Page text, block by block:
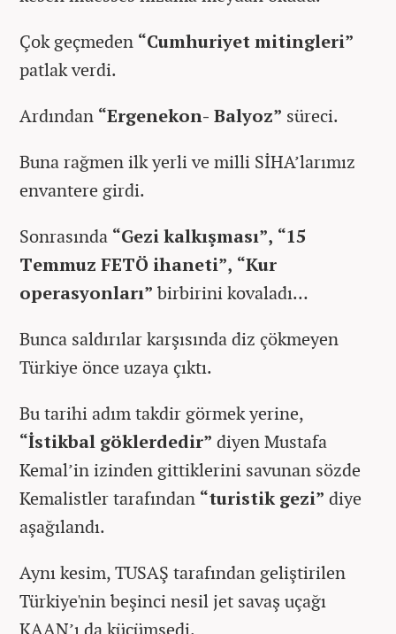
Çok geçmeden “Cumhuriyet mitingleri”
patlak verdi.
Ardından “Ergenekon- Balyoz” süreci.
Buna rağmen ilk yerli ve milli SİHA’larımız
envantere girdi.
Sonrasında “Gezi kalkışması”, “15
Temmuz FETÖ ihaneti”, “Kur
operasyonları” birbirini kovaladı…
Bunca saldırılar karşısında diz çökmeyen
Türkiye önce uzaya çıktı.
Bu tarihi adım takdir görmek yerine,
“İstikbal göklerdedir” diyen Mustafa
Kemal’in izinden gittiklerini savunan sözde
Kemalistler tarafından “turistik gezi” diye
aşağılandı.
Aynı kesim, TUSAŞ tarafından geliştirilen
Türkiye'nin beşinci nesil jet savaş uçağı
KAAN’ı da küçümsedi.